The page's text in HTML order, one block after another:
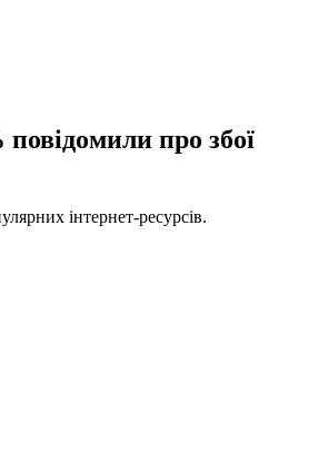
про збої
інтернет-ресурсів.